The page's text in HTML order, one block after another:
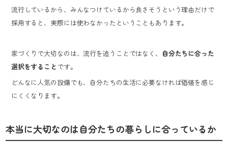
流行しているから、みんなつけているから良さそうという理由だけで
採用すると、実際には使わなかったということもあります。
家づくりで大切なのは、流行を追うことではなく、 自分たちに合った
選択をすること です。
どんなに人気の設備でも、自分たちの生活に必要なければ価値を感じ
にくくなります。
本当に大切なのは自分たちの暮らしに合っているか